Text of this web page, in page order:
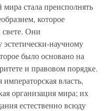
стала преисполнять
которое
свете. Они
эстетически-научному
было основано на
и правовом порядке.
власть,
организация мира; их
естественно всюду